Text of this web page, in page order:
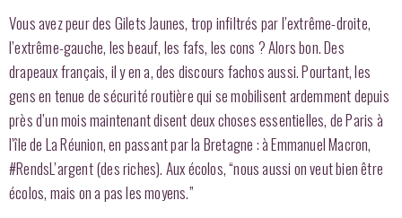
Vous avez peur des Gilets Jaunes, trop infiltrés par l’extrême-droite,
l’extrême-gauche, les beauf, les fafs, les cons ? Alors bon. Des
drapeaux français, il y en a, des discours fachos aussi. Pourtant, les
gens en tenue de sécurité routière qui se mobilisent ardemment depuis
près d’un mois maintenant disent deux choses essentielles, de Paris à
l’île de La Réunion, en passant par la Bretagne : à Emmanuel Macron,
#RendsL’argent (des riches). Aux écolos, “nous aussi on veut bien être
écolos, mais on a pas les moyens.”